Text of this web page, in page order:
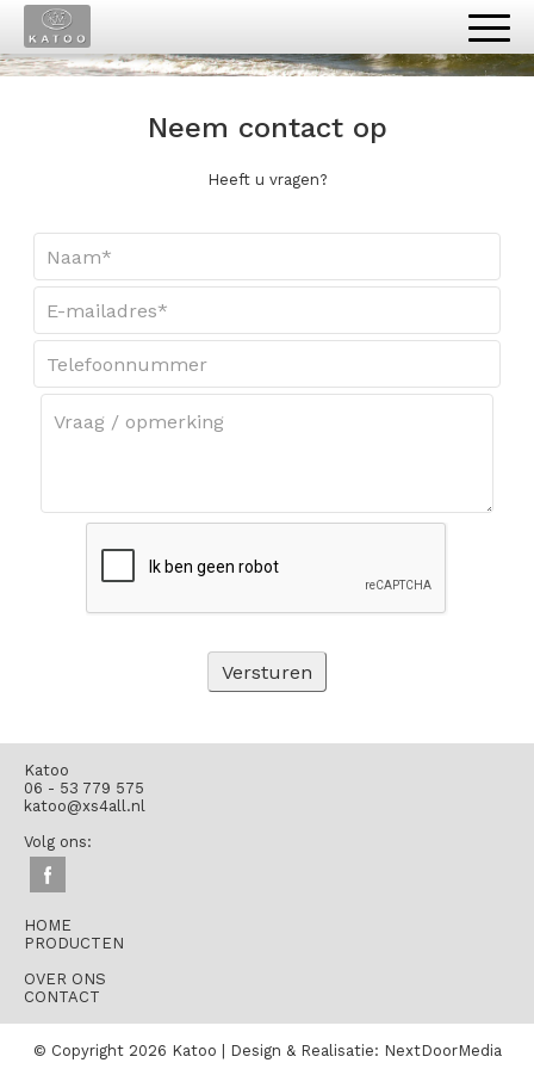
Neem contact op
Heeft u vragen?
Katoo
06 - 53 779 575
katoo@xs4all.nl
Volg ons:
HOME
PRODUCTEN
OVER ONS
CONTACT
© Copyright 2026 Katoo | Design & Realisatie: NextDoorMedia